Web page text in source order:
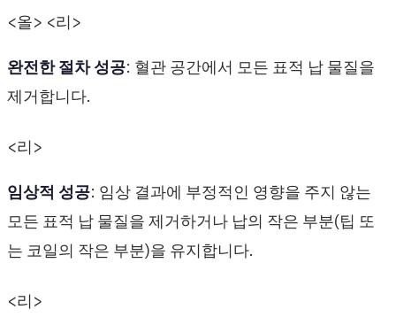
<올> <리>
완전한 절차 성공: 혈관 공간에서 모든 표적 납 물질을
제거합니다.
<리>
임상적 성공: 임상 결과에 부정적인 영향을 주지 않는
모든 표적 납 물질을 제거하거나 납의 작은 부분(팁 또
는 코일의 작은 부분)을 유지합니다.
<리>